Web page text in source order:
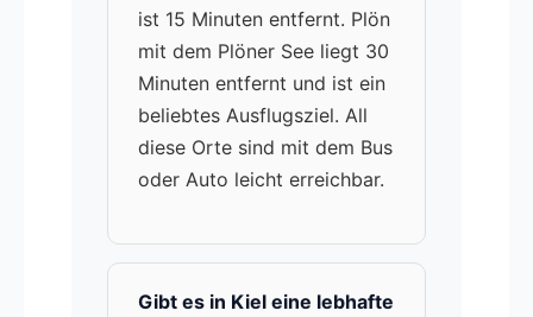
ist 15 Minuten entfernt. Plön
mit dem Plöner See liegt 30
Minuten entfernt und ist ein
beliebtes Ausflugsziel. All
diese Orte sind mit dem Bus
oder Auto leicht erreichbar.
Gibt es in Kiel eine lebhafte